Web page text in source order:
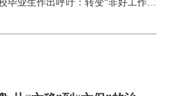
业生作出呼吁：转变“非好工作不
新高，达99.3%，仅次于政府工
年全市一般公共预算收入与